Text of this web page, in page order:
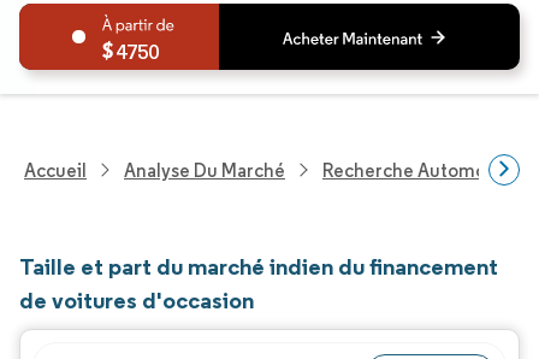
4750
Accueil Analyse Du Marché Recherche Automobile
Taille et part du marché indien du financement
de voitures d'occasion